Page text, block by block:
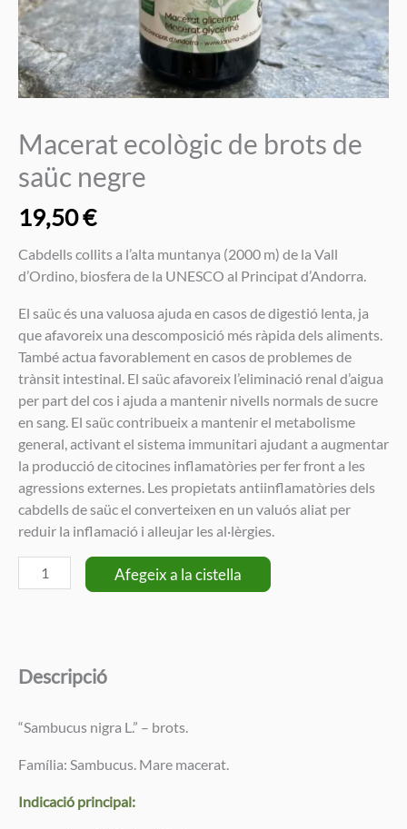
Macerat ecològic de brots de
saüc negre
19,50€
Cabdells collits a l’alta muntanya (2000 m) de la Vall
d’Ordino, biosfera de la UNESCO al Principat d’Andorra.
El saüc és una valuosa ajuda en casos de digestió lenta, ja
que afavoreix una descomposició més ràpida dels aliments.
També actua favorablement en casos de problemes de
trànsit intestinal. El saüc afavoreix l’eliminació renal d’aigua
per part del cos i ajuda a mantenir nivells normals de sucre
en sang. El saüc contribueix a mantenir el metabolisme
general, activant el sistema immunitari ajudant a augmentar
la producció de citocines inflamatòries per fer front a les
agressions externes. Les propietats antiinflamatòries dels
cabdells de saüc el converteixen en un valuós aliat per
reduir la inflamació i alleujar les al·lèrgies.
quantitat
de
brots
saüc
Afegeix a la cistella
Descripció
“Sambucus nigra L.” – brots.
Família: Sambucus. Mare macerat.
Indicació principal: